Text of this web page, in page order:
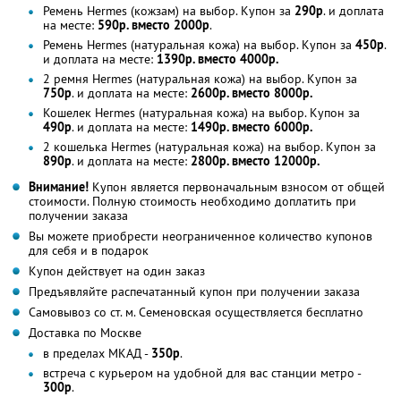
Ремень Hermes (кожзам) на выбор. Купон за 290р. и доплата
на месте: 590р. вместо 2000р.
Ремень Hermes (натуральная кожа) на выбор. Купон за 450р.
и доплата на месте: 1390р. вместо 4000р.
2 ремня Hermes (натуральная кожа) на выбор. Купон за
750р. и доплата на месте: 2600р. вместо 8000р.
Кошелек Hermes (натуральная кожа) на выбор. Купон за
490р. и доплата на месте: 1490р. вместо 6000р.
2 кошелька Hermes (натуральная кожа) на выбор. Купон за
890р. и доплата на месте: 2800р. вместо 12000р.
Внимание! Купон является первоначальным взносом от общей
стоимости. Полную стоимость необходимо доплатить при
получении заказа
Вы можете приобрести неограниченное количество купонов
для себя и в подарок
Купон действует на один заказ
Предъявляйте распечатанный купон при получении заказа
Самовывоз со ст. м. Семеновская осуществляется бесплатно
Доставка по Москве
в пределах МКАД - 350р.
встреча с курьером на удобной для вас станции метро -
300р.